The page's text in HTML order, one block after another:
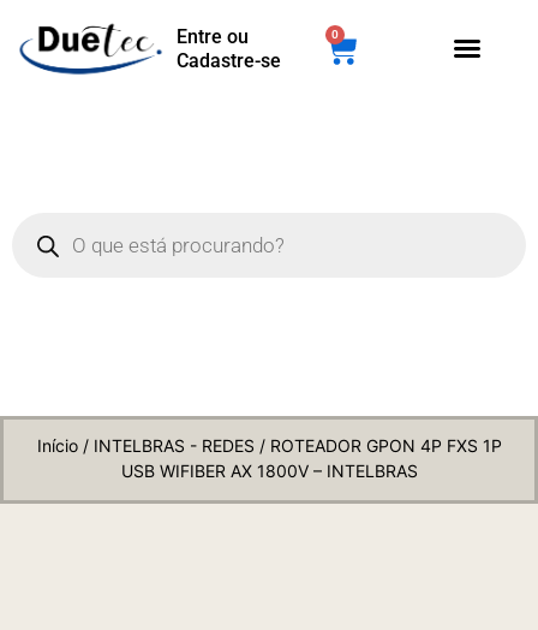
Entre ou
Cadastre-se
0
Início/ INTELBRAS - REDES / ROTEADOR GPON 4P FXS 1P
USB WIFIBER AX 1800V – INTELBRAS